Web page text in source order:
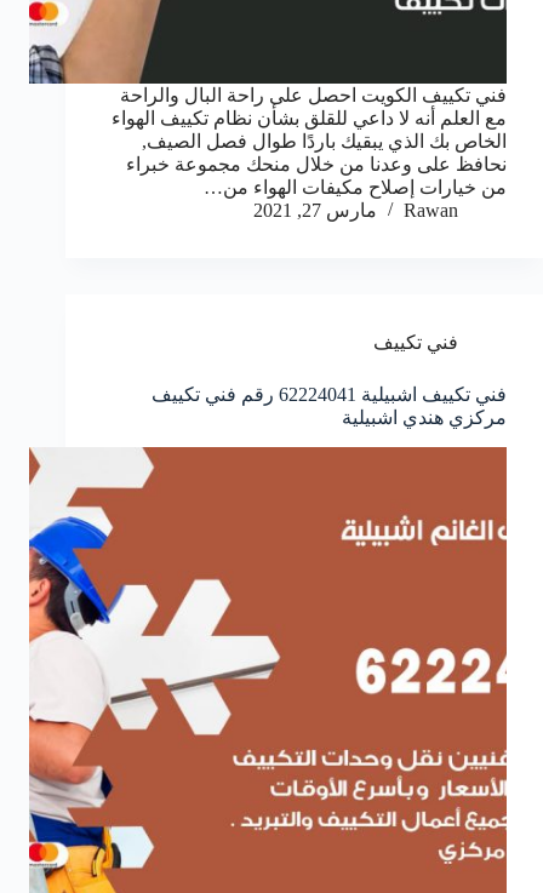
فني تكييف الكويت احصل على راحة البال والراحة
مع العلم أنه لا داعي للقلق بشأن نظام تكييف الهواء
الخاص بك الذي يبقيك باردًا طوال فصل الصيف,
نحافظ على وعدنا من خلال منحك مجموعة خبراء
من خيارات إصلاح مكيفات الهواء من…
Rawan
مارس 27, 2021
فني تكييف
فني تكييف اشبيلية 62224041 رقم فني تكييف
مركزي هندي اشبيلية